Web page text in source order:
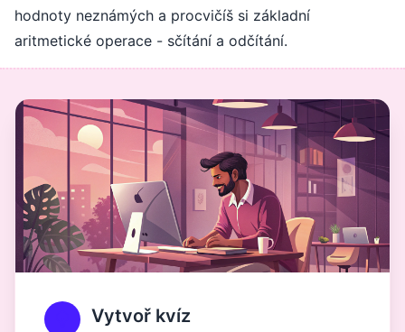
hodnoty neznámých a procvičíš si základní
aritmetické operace - sčítání a odčítání.
Vytvoř kvíz